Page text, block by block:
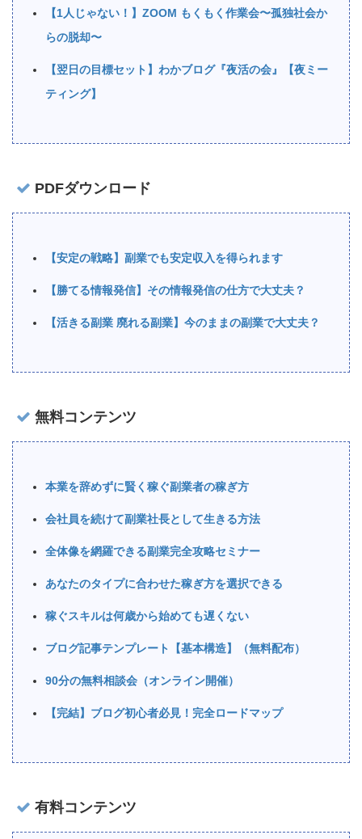
【1人じゃない！】ZOOM もくもく作業会〜孤独社会か
らの脱却〜
【翌日の目標セット】わかブログ『夜活の会』【夜ミー
ティング】
PDFダウンロード
【安定の戦略】副業でも安定収入を得られます
【勝てる情報発信】その情報発信の仕方で大丈夫？
【活きる副業 廃れる副業】今のままの副業で大丈夫？
無料コンテンツ
本業を辞めずに賢く稼ぐ副業者の稼ぎ方
会社員を続けて副業社長として生きる方法
全体像を網羅できる副業完全攻略セミナー
あなたのタイプに合わせた稼ぎ方を選択できる
稼ぐスキルは何歳から始めても遅くない
ブログ記事テンプレート【基本構造】（無料配布）
90分の無料相談会（オンライン開催）
【完結】ブログ初心者必見！完全ロードマップ
有料コンテンツ